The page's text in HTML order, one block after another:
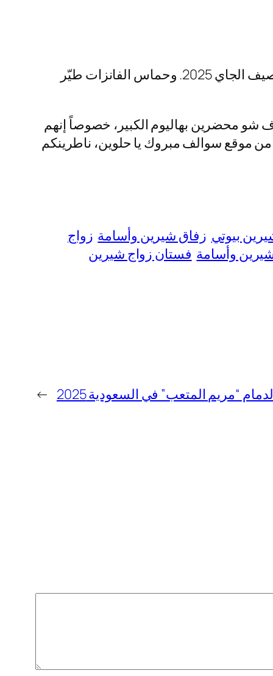
موعد زواج شيرين وأسامة تحدد وأخيرًا، بعد قصة حب طال انتظارها، أعلنوا إنو العرس رح يكون بالصيف الجاي 2025. وحماس الفانزات طيّر
شو محضرين بهاليوم الكبير، خصوصاً إنهم
من موقع سوالف مبروك يا حلوين، ناطرينكم
بيوتي زفاق شيرين وأسامة زواج
وأسامة فستان زواج شيرين
“مريم المتعب” في السعودية 2025 →